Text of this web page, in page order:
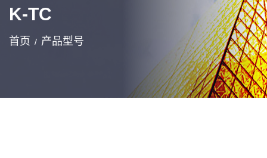
K-TC
首页 产品型号